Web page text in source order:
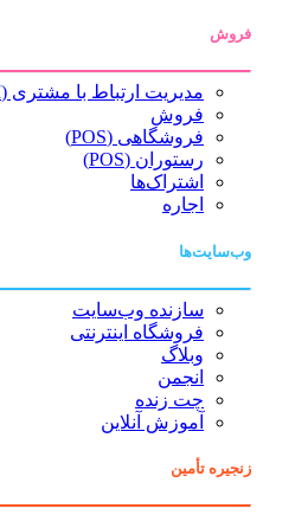
فروش
مدیریت ارتباط با مشتری (CRM)
فروش
فروشگاهی (POS)
رستوران (POS)
اشتراک‌ها
اجاره
وب‌سایت‌ها
سازنده وب‌سایت
فروشگاه اینترنتی
وبلاگ
انجمن
چت زنده
آموزش آنلاین
زنجیره تأمین